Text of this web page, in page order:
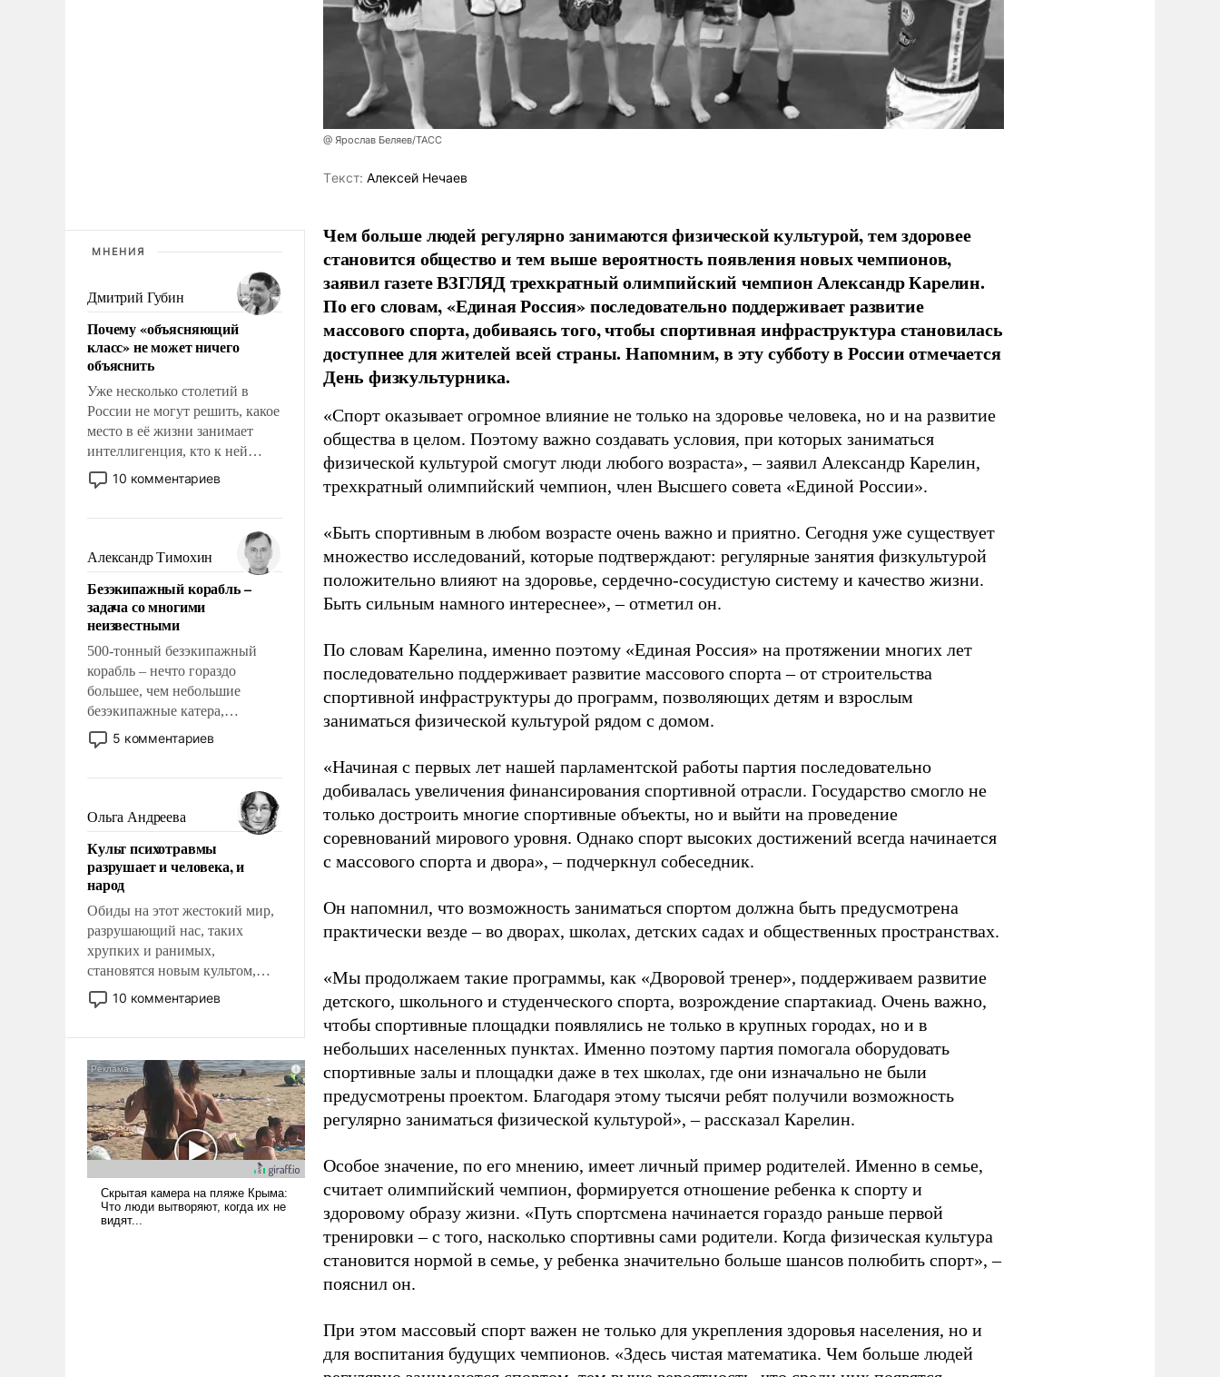
МНЕНИЯ
Дмитрий Губин
Почему «объясняющий
класс» не может ничего
объяснить
Уже несколько столетий в
России не могут решить, какое
место в её жизни занимает
интеллигенция, кто к ней
принадлежит, а кого из неё
исключили с правом
чем она отличается от просто
образованных людей. Иногда
казалось, что эти вопросы
решены раз и навсегда, но –
нет, не решены.
10 комментариев
Александр Тимохин
Безэкипажный корабль –
задача со многими
неизвестными
500-тонный безэкипажный
корабль – нечто гораздо
большее, чем небольшие
безэкипажные катера,
применение которых уже
стало обыденностью. Задача по
сложна и амбициозна. Однако
и ее реализация радикально
поднимет наши боевые
возможности.
5 комментариев
Ольга Андреева
Культ психотравмы
разрушает и человека, и
народ
Обиды на этот жестокий мир,
разрушающий нас, таких
хрупких и ранимых,
становятся новым культом,
постепенно вытесняя и
отменяя традиционное
ударами судьбы, брать на себя
ответственность, помогать
слабым, идти вперед и
адаптироваться.
10 комментариев
@ Ярослав Беляев/ТАСС
Tекст: Алексей Нечаев
Чем больше людей регулярно занимаются физической культурой, тем здоровее
становится общество и тем выше вероятность появления новых чемпионов,
заявил газете ВЗГЛЯД трехкратный олимпийский чемпион Александр Карелин.
По его словам, «Единая Россия» последовательно поддерживает развитие
массового спорта, добиваясь того, чтобы спортивная инфраструктура становилась
доступнее для жителей всей страны. Напомним, в эту субботу в России отмечается
День физкультурника.
«Спорт оказывает огромное влияние не только на здоровье человека, но и на развитие
общества в целом. Поэтому важно создавать условия, при которых заниматься
физической культурой смогут люди любого возраста», – заявил Александр Карелин,
трехкратный олимпийский чемпион, член Высшего совета «Единой России».
«Быть спортивным в любом возрасте очень важно и приятно. Сегодня уже существует
множество исследований, которые подтверждают: регулярные занятия физкультурой
положительно влияют на здоровье, сердечно-сосудистую систему и качество жизни.
Быть сильным намного интереснее», – отметил он.
По словам Карелина, именно поэтому «Единая Россия» на протяжении многих лет
последовательно поддерживает развитие массового спорта – от строительства
спортивной инфраструктуры до программ, позволяющих детям и взрослым
заниматься физической культурой рядом с домом.
«Начиная с первых лет нашей парламентской работы партия последовательно
добивалась увеличения финансирования спортивной отрасли. Государство смогло не
только достроить многие спортивные объекты, но и выйти на проведение
соревнований мирового уровня. Однако спорт высоких достижений всегда начинается
с массового спорта и двора», – подчеркнул собеседник.
Он напомнил, что возможность заниматься спортом должна быть предусмотрена
практически везде – во дворах, школах, детских садах и общественных пространствах.
«Мы продолжаем такие программы, как «Дворовой тренер», поддерживаем развитие
детского, школьного и студенческого спорта, возрождение спартакиад. Очень важно,
чтобы спортивные площадки появлялись не только в крупных городах, но и в
небольших населенных пунктах. Именно поэтому партия помогала оборудовать
спортивные залы и площадки даже в тех школах, где они изначально не были
предусмотрены проектом. Благодаря этому тысячи ребят получили возможность
регулярно заниматься физической культурой», – рассказал Карелин.
Особое значение, по его мнению, имеет личный пример родителей. Именно в семье,
считает олимпийский чемпион, формируется отношение ребенка к спорту и
здоровому образу жизни. «Путь спортсмена начинается гораздо раньше первой
тренировки – с того, насколько спортивны сами родители. Когда физическая культура
становится нормой в семье, у ребенка значительно больше шансов полюбить спорт», –
пояснил он.
При этом массовый спорт важен не только для укрепления здоровья населения, но и
для воспитания будущих чемпионов. «Здесь чистая математика. Чем больше людей